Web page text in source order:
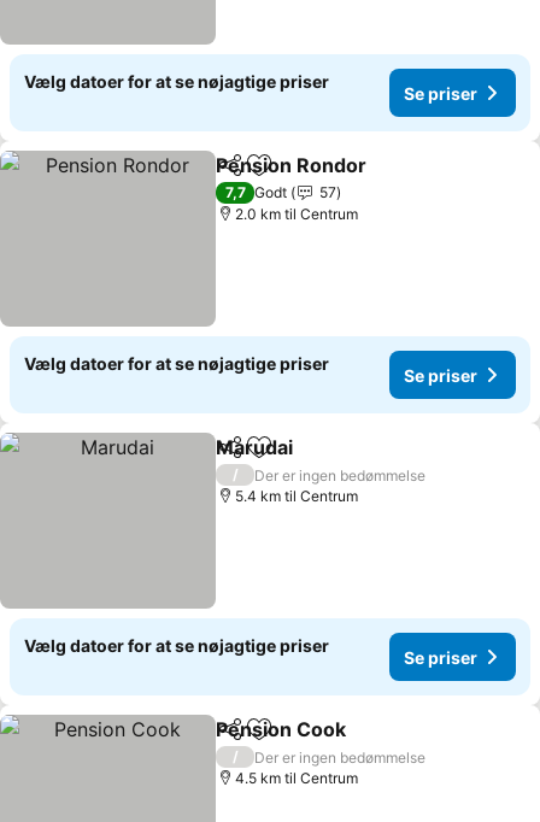
Vælg datoer for at se nøjagtige priser
Se priser
Del Føj til favoritter
Pension Rondor
7,7 Godt
57
2.0 km til Centrum
Vælg datoer for at se nøjagtige priser
Se priser
Del Føj til favoritter
Marudai
/
Der er ingen bedømmelse
5.4 km til Centrum
Vælg datoer for at se nøjagtige priser
Se priser
Del Føj til favoritter
Pension Cook
/
Der er ingen bedømmelse
4.5 km til Centrum